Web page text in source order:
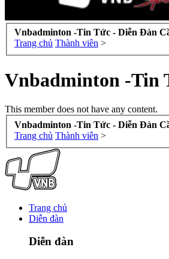
Vnbadminton -Tin Tức - Diễn Đàn
Trang chủ Thành viên >
Vnbadminton -Tin
This member does not have any content.
Vnbadminton -Tin Tức - Diễn Đàn
Trang chủ Thành viên >
Trang chủ
Diễn đàn
Diễn đàn